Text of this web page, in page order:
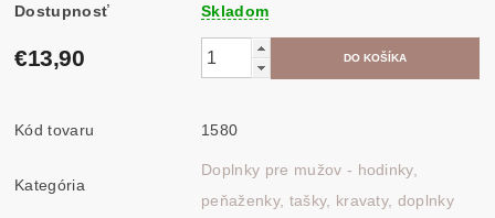
Dostupnosť Skladom
€13,90
Kód tovaru 1580
Kategória
Doplnky pre mužov - hodinky,
peňaženky, tašky, kravaty, doplnky